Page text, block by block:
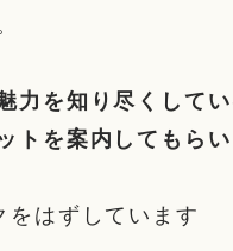
力を知り尽くして
トを案内してもらい
をはずしています